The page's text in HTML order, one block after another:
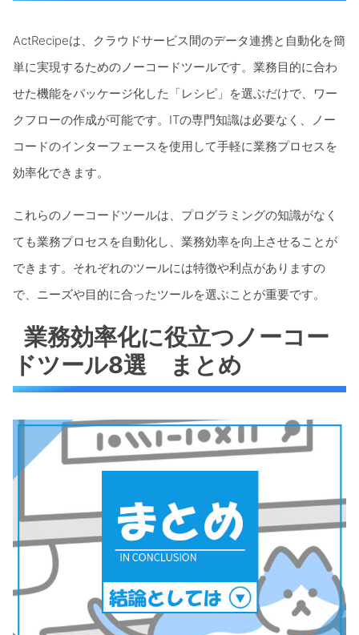
ActRecipeは、クラウドサービス間のデータ連携と自動化を簡
単に実現するためのノーコードツールです。業務目的に合わ
せた機能をパッケージ化した「レシピ」を選ぶだけで、ワー
クフローの作成が可能です。ITの専門知識は必要なく、ノー
コードのインターフェースを使用して手軽に業務プロセスを
効率化できます。
これらのノーコードツールは、プログラミングの知識がなく
ても業務プロセスを自動化し、業務効率を向上させることが
できます。それぞれのツールには特徴や利点がありますの
で、ニーズや目的に合ったツールを選ぶことが重要です。
業務効率化に役立つノーコー
ドツール8選 まとめ